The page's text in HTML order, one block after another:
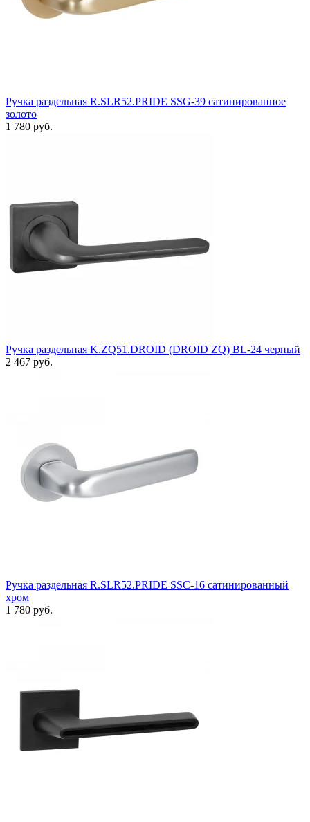
Ручка раздельная R.SLR52.PRIDE SSG-39 сатинированное
золото
1 780 руб.
Ручка раздельная K.ZQ51.DROID (DROID ZQ) BL-24 черный
2 467 руб.
Ручка раздельная R.SLR52.PRIDE SSC-16 сатинированный
хром
1 780 руб.